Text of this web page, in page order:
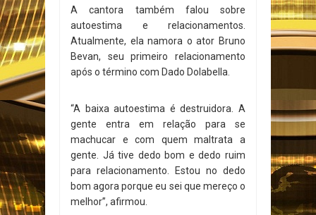
A cantora também falou sobre
autoestima e relacionamentos.
Atualmente, ela namora o ator Bruno
Bevan, seu primeiro relacionamento
após o término com Dado Dolabella.
“A baixa autoestima é destruidora. A
gente entra em relação para se
machucar e com quem maltrata a
gente. Já tive dedo bom e dedo ruim
para relacionamento. Estou no dedo
bom agora porque eu sei que mereço o
melhor”, afirmou.